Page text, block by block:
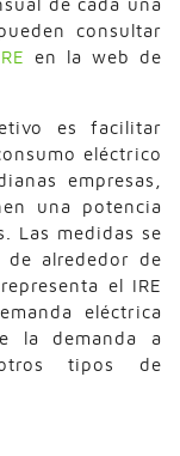
de cada una
consultar
en la web de
es facilitar
eléctrico
empresas,
una potencia
Las medidas se
alrededor de
el IRE
eléctrica
la demanda a
otros tipos de